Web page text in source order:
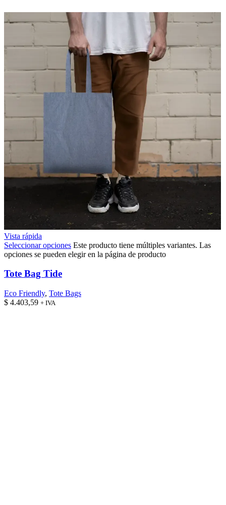
Vista rápida
Seleccionar opciones Este producto tiene múltiples variantes. Las
opciones se pueden elegir en la página de producto
Tote Bag Tide
Eco Friendly, Tote Bags
$ 4.403,59 + IVA